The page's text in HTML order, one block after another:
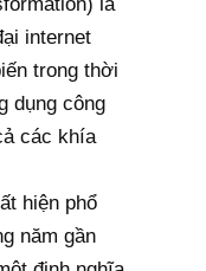
internet
trong thời
dụng công
các khía
hiện phổ
năm gần